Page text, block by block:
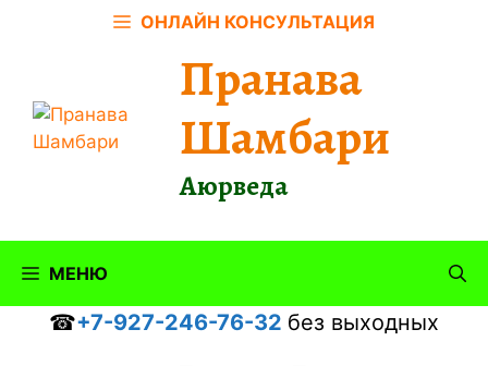
ОНЛАЙН КОНСУЛЬТАЦИЯ
Пранава
Шамбари
Аюрведа
МЕНЮ
☎+7-927-246-76-32 без выходных